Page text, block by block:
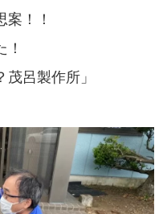
！！
呂製作所」